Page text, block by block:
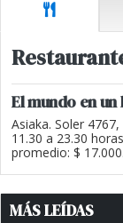
El mundo en un
Asiaka. Soler
11.30 a 23.30
promedio: $ 17.000.
MÁS LEÍDAS